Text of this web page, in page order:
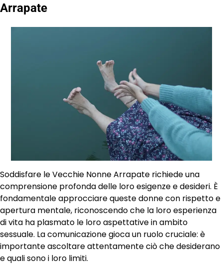
Arrapate
Soddisfare le Vecchie Nonne Arrapate richiede una
comprensione profonda delle loro esigenze e desideri. È
fondamentale approcciare queste donne con rispetto e
apertura mentale, riconoscendo che la loro esperienza
di vita ha plasmato le loro aspettative in ambito
sessuale. La comunicazione gioca un ruolo cruciale: è
importante ascoltare attentamente ciò che desiderano
e quali sono i loro limiti.